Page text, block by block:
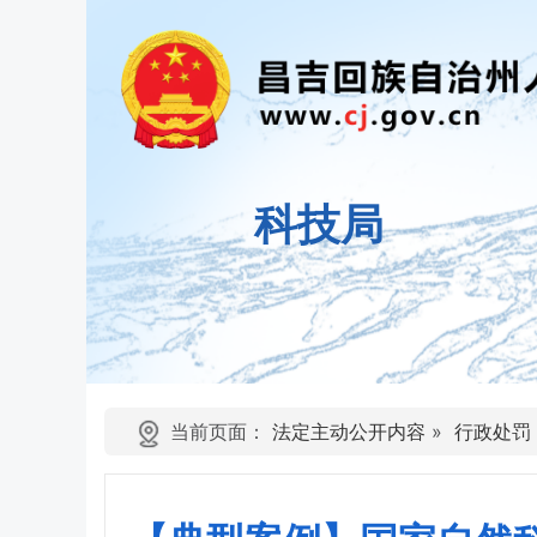
科技局
当前页面： 法定主动公开内容 » 行政处罚